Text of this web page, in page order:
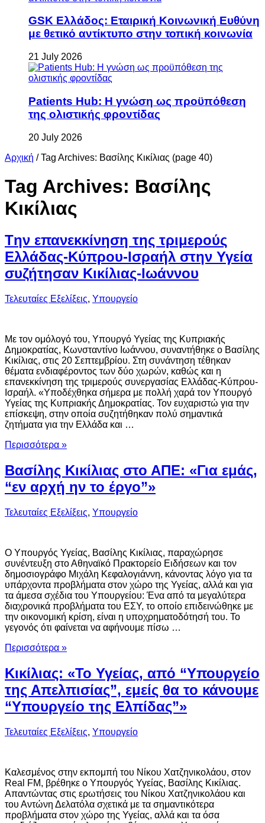
GSK Ελλάδος: Εταιρική Κοινωνική Ευθύνη
με θετικό αντίκτυπο στην τοπική κοινωνία
21 July 2026
Patients Hub: Η γνώση ως προϋπόθεση
της ολιστικής φροντίδας
20 July 2026
Αρχική / Tag Archives: Βασίλης Κικίλιας (page 40)
Tag Archives: Βασίλης
Κικίλιας
Tην επανεκκίνηση της τριμερούς
Ελλάδας-Κύπρου-Ισραήλ στην Υγεία
συζήτησαν Κικίλιας-Ιωάννου
Τελευταίες Εξελίξεις, Υπουργείο
Με τον ομόλογό του, Υπουργό Υγείας της Κυπριακής
Δημοκρατίας, Κωνσταντίνο Ιωάννου, συναντήθηκε ο Βασίλης
Κικίλιας, στις 20 Σεπτεμβρίου. Στη συνάντηση τέθηκαν
θέματα ενδιαφέροντος των δύο χωρών, καθώς και η
επανεκκίνηση της τριμερούς συνεργασίας Ελλάδας-Κύπρου-
Ισραήλ. «Υποδέχθηκα σήμερα με πολλή χαρά τον Υπουργό
Υγείας της Κυπριακής Δημοκρατίας. Τον ευχαριστώ για την
επίσκεψη, στην οποία συζητήθηκαν πολύ σημαντικά
ζητήματα για την Ελλάδα και …
Περισσότερα »
Βασίλης Κικίλιας στο ΑΠΕ: «Για εμάς,
“εν αρχή ην το έργο”»
Τελευταίες Εξελίξεις, Υπουργείο
Ο Υπουργός Υγείας, Βασίλης Κικίλιας, παραχώρησε
συνέντευξη στο Αθηναϊκό Πρακτορείο Ειδήσεων και τον
δημοσιογράφο Μιχάλη Κεφαλογιάννη, κάνοντας λόγο για τα
υπάρχοντα προβλήματα στον χώρο της Υγείας, αλλά και για
τα άμεσα σχέδια του Υπουργείου: Ένα από τα μεγαλύτερα
διαχρονικά προβλήματα του ΕΣΥ, το οποίο επιδεινώθηκε με
την οικονομική κρίση, είναι η υποχρηματοδότησή του. Το
γεγονός ότι φαίνεται να αφήνουμε πίσω …
Περισσότερα »
Κικίλιας: «Το Υγείας, από “Υπουργείο
της Απελπισίας”, εμείς θα το κάνουμε
“Yπουργείο της Ελπίδας”»
Τελευταίες Εξελίξεις, Υπουργείο
Καλεσμένος στην εκπομπή του Νίκου Χατζηνικολάου, στον
Real FM, βρέθηκε ο Υπουργός Υγείας, Βασίλης Κικίλιας.
Απαντώντας στις ερωτήσεις του Νίκου Χατζηνικολάου και
του Αντώνη Δελατόλα σχετικά με τα σημαντικότερα
προβλήματα στον χώρο της Υγείας, αλλά και τα όσα